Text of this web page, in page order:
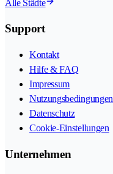
Alle Städte
Support
Kontakt
Hilfe & FAQ
Impressum
Nutzungsbedingungen
Datenschutz
Cookie-Einstellungen
Unternehmen